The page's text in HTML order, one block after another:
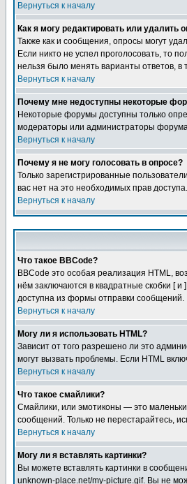
Вернуться к началу
Как я могу редактировать или удалить
Также как и сообщения, опросы могут
Если никто не успел проголосовать, то
нельзя было менять варианты ответов, в
Вернуться к началу
Почему мне недоступны некоторые
Некоторые форумы доступны только
модераторы или администраторы
Вернуться к началу
Почему я не могу голосовать в опросе?
Только зарегистрированные
вас нет на это необходимых прав доступа.
Вернуться к началу
Что такое BBCode?
BBCode это особая реализация HTML,
нём заключаются в квадратные скобки [
доступна из формы отправки сообщений.
Вернуться к началу
Могу ли я использовать HTML?
Зависит от того разрешено ли это
могут вызвать проблемы. Если HTML
Вернуться к началу
Что такое смайлики?
Смайлики, или эмотиконы — это
сообщений. Только не перестарайтесь,
Вернуться к началу
Могу ли я вставлять картинки?
Вы можете вставлять картинки в
unknown-place.net/my-picture.gif. Вы не